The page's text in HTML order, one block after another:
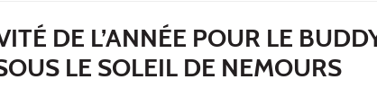
DE L’ANNÉE POUR LE
LE SOLEIL DE NEMOURS